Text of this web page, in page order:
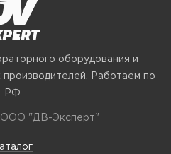
оборудования и
Работаем по
РФ
ООО "ДВ-Эксперт"